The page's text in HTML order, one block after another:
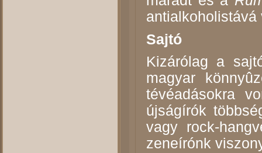
antialkoholistává
Sajtó
Kizárólag a
magyar
tévéadásokra
újságírók
vagy rock-
zeneírónk